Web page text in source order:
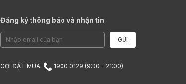
Đăng ký thông báo và nhận tin
GỬI
GỌI ĐẶT MUA: 1900 0129 (9:00 - 21:00)